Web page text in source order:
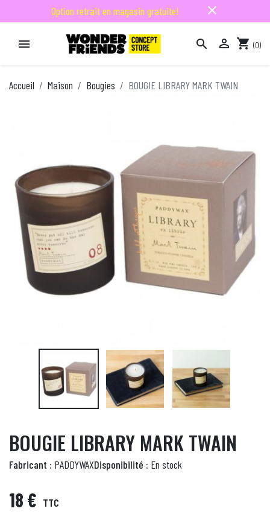
Option retrait en magasin gratuite! close
   shopping_cart (0)
Accueil Maison Bougies BOUGIE LIBRARY MARK TWAIN
BOUGIE LIBRARY MARK TWAIN
Fabricant : PADDYWAXDisponibilité : En stock
18 € TTC